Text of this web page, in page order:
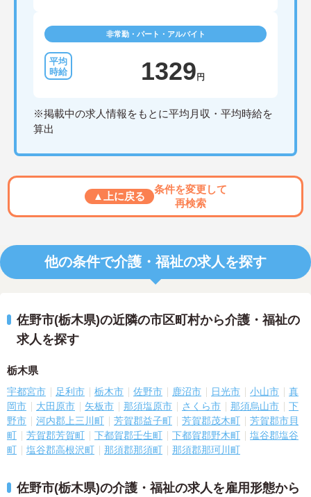
非常勤・パート・アルバイト
1329 円
※掲載中の求人情報をもとに平均月収・平均時給を
算出
▲上に戻る
条件を変更して
再検索
他の条件で介護・福祉の求人を探す
佐野市(栃木県)の近隣の市区町村から介護・福祉の
求人を探す
栃木県
宇都宮市 足利市 栃木市 佐野市 鹿沼市 日光市 小山市
真
岡市
大田原市 矢板市 那須塩原市 さくら市 那須烏山市
下
野市
河内郡上三川町 芳賀郡益子町 芳賀郡茂木町
芳賀郡市貝
町
芳賀郡芳賀町 下都賀郡壬生町 下都賀郡野木町
塩谷郡塩谷
町
塩谷郡高根沢町 那須郡那須町 那須郡那珂川町
佐野市(栃木県)の介護・福祉の求人を雇用形態から